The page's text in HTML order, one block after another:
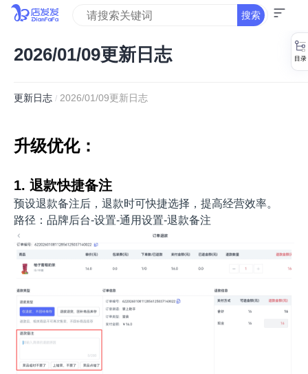
搜索
2026/01/09更新日志
更新日志 / 2026/01/09更新日志
升级优化：
1. 退款快捷备注
预设退款备注后，退款时可快捷选择，提高经营效率。
路径：品牌后台-设置-通用设置-退款备注